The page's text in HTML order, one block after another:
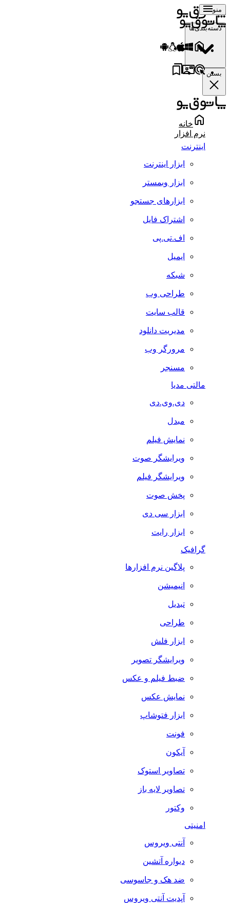
منو
دسته‌بندی‌ها
بستن
خانه
نرم افزار
اینترنت
ابزار اینترنت
ابزار وبمستر
ابزارهای جستجو
اشتراک فایل
اف.تی.پی
ایمیل
شبکه
طراحی وب
قالب سایت
مدیریت دانلود
مرورگر وب
مسنجر
مالتی مدیا
دی.وی.دی
مبدل
نمایش فیلم
ویرایشگر صوت
ویرایشگر فیلم
پخش صوت
ابزار سی دی
ابزار رایت
گرافیک
پلاگین نرم افزارها
انیمیشن
تبدیل
طراحی
ابزار فلش
ویرایشگر تصویر
ضبط فيلم و عكس
نمایش عکس
ابزار فتوشاپ
فونت
آیکون
تصاویر استوک
تصاویر لایه باز
وکتور
امنیتی
آنتی ویروس
دیواره آتشین
ضد هک و جاسوسی
آپدیت آنتی ویروس